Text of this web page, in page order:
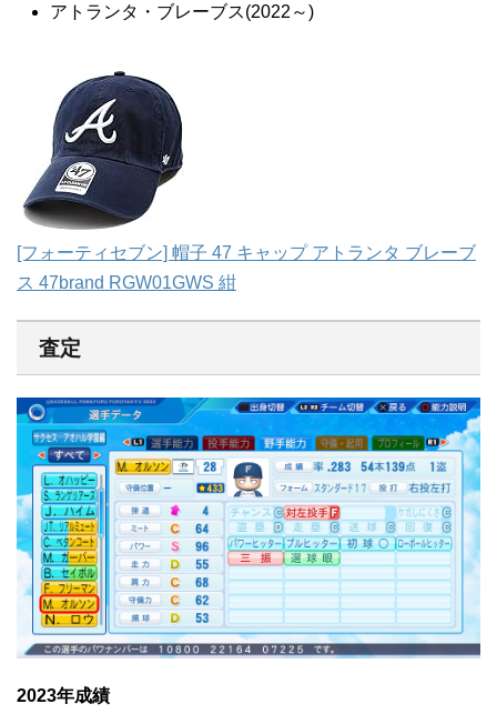
アトランタ・ブレーブス(2022～)
[フォーティセブン] 帽子 47 キャップ アトランタ ブレーブ
ス 47brand RGW01GWS 紺
査定
2023年成績